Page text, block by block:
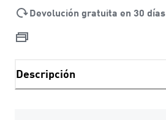
Devolución gratuita en 30 días
Descripción